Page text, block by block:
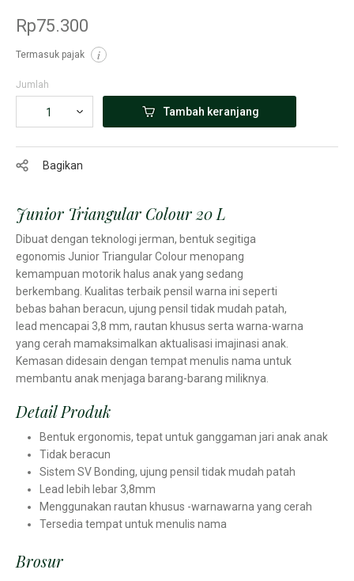
Rp75.300
Termasuk pajak i
Jumlah
Tambah keranjang
Bagikan
Junior Triangular Colour 20 L
Dibuat dengan teknologi jerman, bentuk segitiga
egonomis Junior Triangular Colour menopang
kemampuan motorik halus anak yang sedang
berkembang. Kualitas terbaik pensil warna ini seperti
bebas bahan beracun, ujung pensil tidak mudah patah,
lead mencapai 3,8 mm, rautan khusus serta warna-warna
yang cerah mamaksimalkan aktualisasi imajinasi anak.
Kemasan didesain dengan tempat menulis nama untuk
membantu anak menjaga barang-barang miliknya.
Detail Produk
Bentuk ergonomis, tepat untuk ganggaman jari anak anak
Tidak beracun
Sistem SV Bonding, ujung pensil tidak mudah patah
Lead lebih lebar 3,8mm
Menggunakan rautan khusus -warnawarna yang cerah
Tersedia tempat untuk menulis nama
Brosur